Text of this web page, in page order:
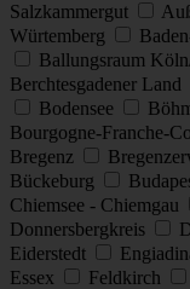
Salzkammergut
Würtemberg
Ballungsraum
Berchtesgadener Land
Bodensee
Bourgogne-Franche-
Bregenz
Bückeburg
Chiemsee - Chiemgau
Donnersbergkreis
Eiderstedt
Essex
Feldkirch